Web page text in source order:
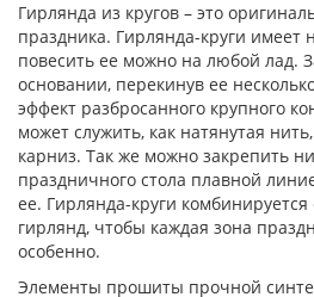
Гирлянда из кругов – это
праздника. Гирлянда-круги
повесить ее можно на любой лад.
основании, перекинув ее
эффект разбросанного крупного
может служить, как натянутая
карниз. Так же можно закрепить
праздничного стола плавной
ее. Гирлянда-круги
гирлянд, чтобы каждая зона
особенно.
Элементы прошиты прочной